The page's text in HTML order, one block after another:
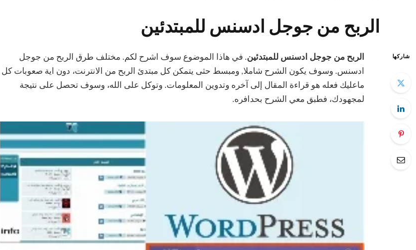
الربح من جوجل ادسنس للمبتدئين
شاركها الربح من جوجل ادسنس للمبتدئين. في هاذا الموضوع سوف اشرح لكم. مختلف طرق الربح من جوجل
ادسنس. وسوف يكون الشرح شاملا, ومبسط حثى يتمكن كل مبتدئ الربح من الانترنت، دون اية صعوبات كل
ماعليك فعله هو قراءة المقال إلى آخره وتدوين المعلومات. وتوكل على الله، وسوف تحصل على نتيجة
لمجهودك، فطبق معي الشرح بحدافره.